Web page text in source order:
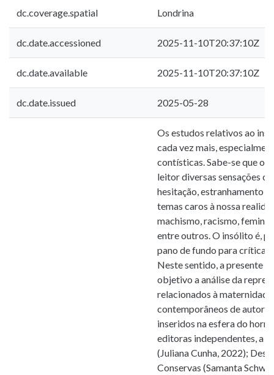
dc.coverage.spatial Londrina
dc.date.accessioned 2025-11-10T20:37:10Z
dc.date.available 2025-11-10T20:37:10Z
dc.date.issued 2025-05-28
Os estudos relativos ao
cada vez mais,
contísticas. Sabe-se que o
leitor diversas sensações
hesitação, estranhamento
temas caros à nossa
machismo, racismo,
entre outros. O insólito é,
pano de fundo para críticas
Neste sentido, a presente
objetivo a análise da
relacionados à
contemporâneos de
inseridos na esfera do
editoras independentes, a
(Juliana Cunha, 2022);
Conservas (Samanta